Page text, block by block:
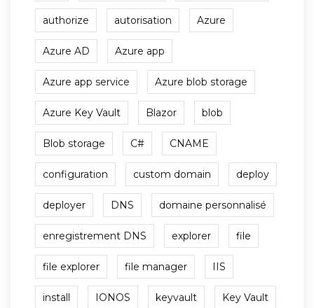
authorize autorisation Azure
Azure AD Azure app
Azure app service Azure blob storage
Azure Key Vault Blazor blob
Blob storage C# CNAME
configuration custom domain deploy
deployer DNS domaine personnalisé
enregistrement DNS explorer file
file explorer file manager IIS
install IONOS keyvault Key Vault